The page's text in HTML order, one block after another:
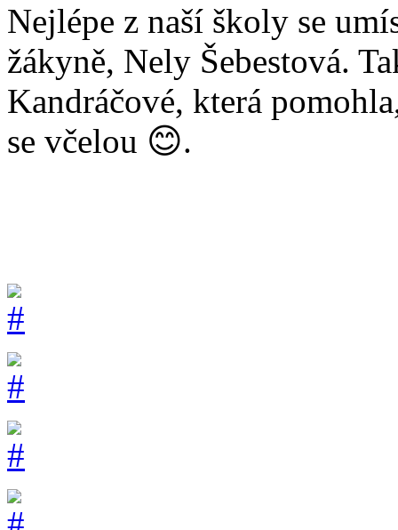
Nejlépe z naší školy se
žákyně, Nely Šebestová.
Kandráčové, která
se včelou 😊.